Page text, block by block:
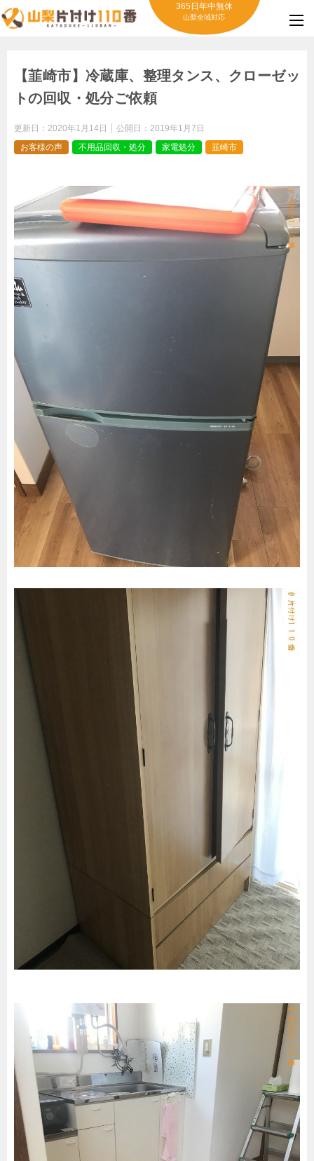
365日年中無休
山梨全域対応
【韮崎市】冷蔵庫、整理タンス、クローゼッ
トの回収・処分ご依頼
更新日： 2020年1月14日 公開日： 2019年1月7日
お客様の声
不用品回収・処分 家電処分 韮崎市